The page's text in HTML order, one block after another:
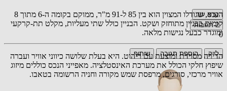
הנכס, שגודלו המצוין הוא בין 85 ל-91 מ"ר, ממוקם בקומה ה-6 מתוך 8
קומות בבניין מתוחזק ושקט. הבניין כולל שתי מעליות, מקלט תת-קרקעי
ומוגדר כבעל נגישות מלאה.
הדירה מסוידת ומוצעת עם ריהוט. היא בעלת שלושה כיווני אוויר ועברה
שיפוץ חלקי הכולל את מערכת האינסטלציה. מאפייני הנכס כוללים מיזוג
אוויר מרכזי, סורגים, מרפסת שמש מקורה וחניה הרשומה בטאבו.
קרא עוד
2תגובות
0
לייק הוספת תגובה שיתוף